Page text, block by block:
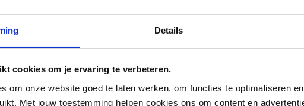
Details
cookies om je ervaring te verbeteren.
om onze website goed te laten werken, om functies te optimaliseren
Met jouw toestemming helpen cookies ons om content en
en uitgroeien tot een organisatie waarin elk niveau constructief
zoekt: